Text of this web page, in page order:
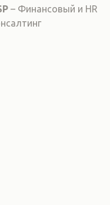
– Финансовый и HR